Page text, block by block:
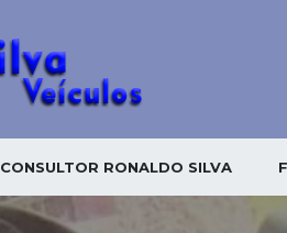
CONSULTOR RONALDO SILVA